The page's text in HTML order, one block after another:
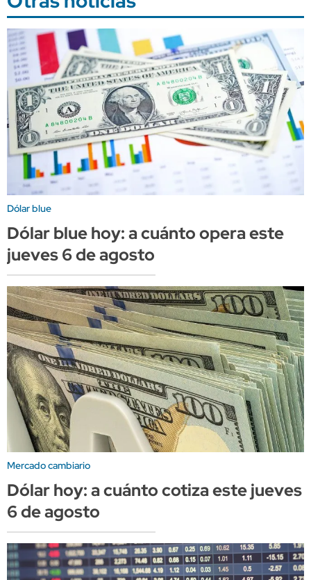
Dólar blue
Dólar blue hoy: a cuánto opera este
jueves 6 de agosto
Mercado cambiario
Dólar hoy: a cuánto cotiza este jueves
6 de agosto